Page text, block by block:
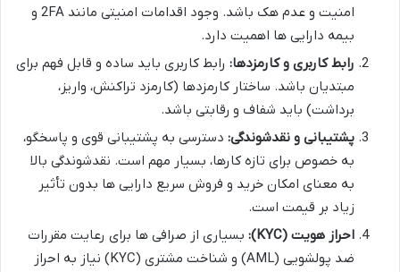
امنیت و عدم هک باشد. وجود اقدامات امنیتی مانند 2FA و
بیمه دارایی ها اهمیت دارد.
رابط کاربری و کارمزدها: رابط کاربری باید ساده و قابل فهم برای
مبتدیان باشد. ساختار کارمزدها (کارمزد تراکنش، واریز،
برداشت) باید شفاف و رقابتی باشد.
پشتیبانی و نقدشوندگی: دسترسی به پشتیبانی قوی و پاسخگو،
به خصوص برای تازه کارها، بسیار مهم است. نقدشوندگی بالا
به معنای امکان خرید و فروش سریع دارایی ها بدون تأثیر
زیاد بر قیمت است.
احراز هویت (KYC):
بسیاری از صرافی ها برای رعایت مقررات
ضد پولشویی (AML) و شناخت مشتری (KYC) نیاز به احراز